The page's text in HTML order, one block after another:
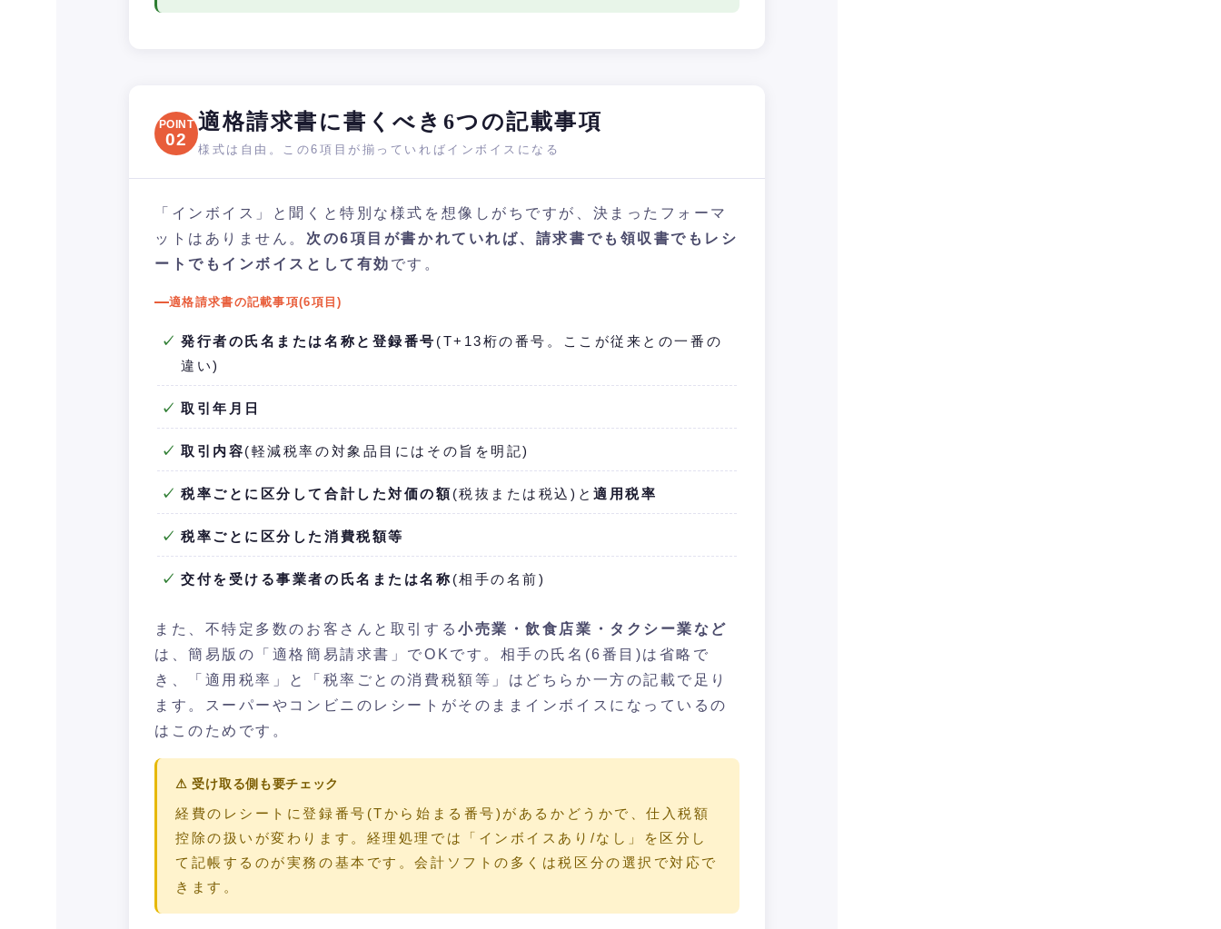
POINT
02
適格請求書に書くべき6つの記載事項
様式は自由。この6項目が揃っていればインボイスになる
「インボイス」と聞くと特別な様式を想像しがちですが、決まったフォーマ
ットはありません。 次の6項目が書かれていれば、請求書でも領収書でもレシ
ートでもインボイスとして有効 です。
適格請求書の記載事項(6項目)
発行者の氏名または名称と登録番号 (T+13桁の番号。ここが従来との一番の
違い)
取引年月日
取引内容(軽減税率の対象品目にはその旨を明記)
税率ごとに区分して合計した対価の額 (税抜または税込)と適用税率
税率ごとに区分した消費税額等
交付を受ける事業者の氏名または名称(相手の名前)
また、不特定多数のお客さんと取引する小売業・飲食店業・タクシー業など
は、簡易版の「適格簡易請求書」でOKです。相手の氏名(6番目)は省略で
き、「適用税率」と「税率ごとの消費税額等」はどちらか一方の記載で足り
ます。スーパーやコンビニのレシートがそのままインボイスになっているの
はこのためです。
⚠ 受け取る側も要チェック
経費のレシートに登録番号(Tから始まる番号)があるかどうかで、仕入税額
控除の扱いが変わります。経理処理では「インボイスあり/なし」を区分し
て記帳するのが実務の基本です。会計ソフトの多くは税区分の選択で対応で
きます。